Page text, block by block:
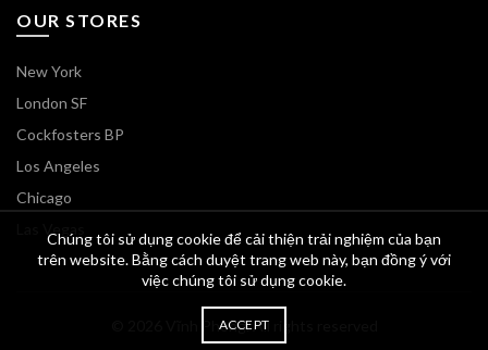
OUR STORES
New York
London SF
Cockfosters BP
Los Angeles
Chicago
Vĩnh Phong. All rights reserved
Chúng tôi sử dụng cookie để cải thiện trải nghiệm của bạn
trên website. Bằng cách duyệt trang web này, bạn đồng ý với
việc chúng tôi sử dụng cookie.
ACCEPT